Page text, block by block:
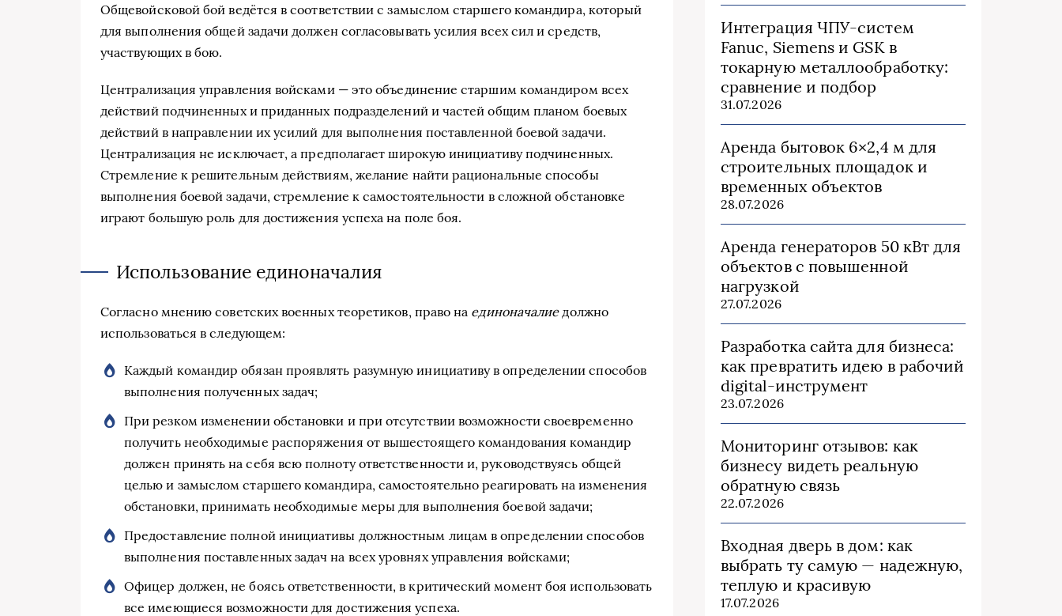
Общевойсковой бой ведётся в соответствии с замыслом старшего командира, который
для выполнения общей задачи должен согласовывать усилия всех сил и средств,
участвующих в бою.
Централизация управления войсками — это объединение старшим командиром всех
действий подчиненных и приданных подразделений и частей общим планом боевых
действий в направлении их усилий для выполнения поставленной боевой задачи.
Централизация не исключает, а предполагает широкую инициативу подчиненных.
Стремление к решительным действиям, желание найти рациональные способы
выполнения боевой задачи, стремление к самостоятельности в сложной обстановке
играют большую роль для достижения успеха на поле боя.
Использование единоначалия
Согласно мнению советских военных теоретиков, право на единоначалиедолжно
использоваться в следующем:
Каждый командир обязан проявлять разумную инициативу в определении способов
выполнения полученных задач;
При резком изменении обстановки и при отсутствии возможности своевременно
получить необходимые распоряжения от вышестоящего командования командир
должен принять на себя всю полноту ответственности и, руководствуясь общей
целью и замыслом старшего командира, самостоятельно реагировать на изменения
обстановки, принимать необходимые меры для выполнения боевой задачи;
Предоставление полной инициативы должностным лицам в определении способов
выполнения поставленных задач на всех уровнях управления войсками;
Офицер должен, не боясь ответственности, в критический момент боя использовать
все имеющиеся возможности для достижения успеха.
Интеграция ЧПУ-систем
Fanuc, Siemens и GSK в
токарную металлообработку:
сравнение и подбор
31.07.2026
Аренда бытовок 6×2,4 м для
строительных площадок и
временных объектов
28.07.2026
Аренда генераторов 50 кВт для
объектов с повышенной
нагрузкой
27.07.2026
Разработка сайта для бизнеса:
как превратить идею в рабочий
digital-инструмент
23.07.2026
Мониторинг отзывов: как
бизнесу видеть реальную
обратную связь
22.07.2026
Входная дверь в дом: как
выбрать ту самую — надежную,
теплую и красивую
17.07.2026